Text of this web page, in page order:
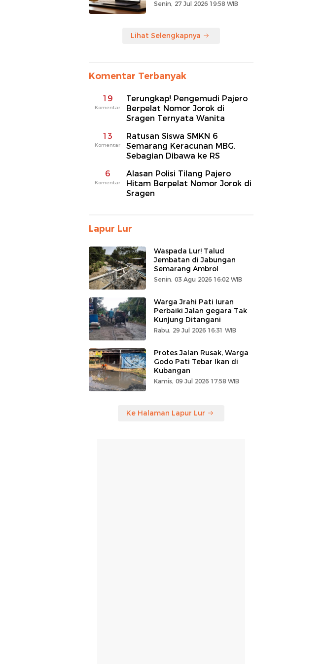
Senin, 27 Jul 2026 19:58 WIB
Lihat Selengkapnya
Komentar Terbanyak
19
Komentar
Terungkap! Pengemudi Pajero
Berpelat Nomor Jorok di
Sragen Ternyata Wanita
13
Komentar
Ratusan Siswa SMKN 6
Semarang Keracunan MBG,
Sebagian Dibawa ke RS
6
Komentar
Alasan Polisi Tilang Pajero
Hitam Berpelat Nomor Jorok di
Sragen
Lapur Lur
Waspada Lur! Talud
Jembatan di Jabungan
Semarang Ambrol
Senin, 03 Agu 2026 16:02 WIB
Warga Jrahi Pati Iuran
Perbaiki Jalan gegara Tak
Kunjung Ditangani
Rabu, 29 Jul 2026 16:31 WIB
Protes Jalan Rusak, Warga
Godo Pati Tebar Ikan di
Kubangan
Kamis, 09 Jul 2026 17:58 WIB
Ke Halaman Lapur Lur